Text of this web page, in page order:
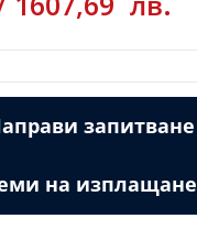
запитване
на изплащане